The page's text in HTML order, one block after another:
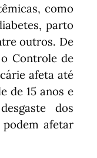
como
parto
outros. De
Controle de
afeta até
de 15 anos e
dos
afetar